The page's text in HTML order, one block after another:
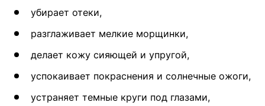
убирает отеки,
разглаживает мелкие морщинки,
делает кожу сияющей и упругой,
успокаивает покраснения и солнечные ожоги,
устраняет темные круги под глазами,